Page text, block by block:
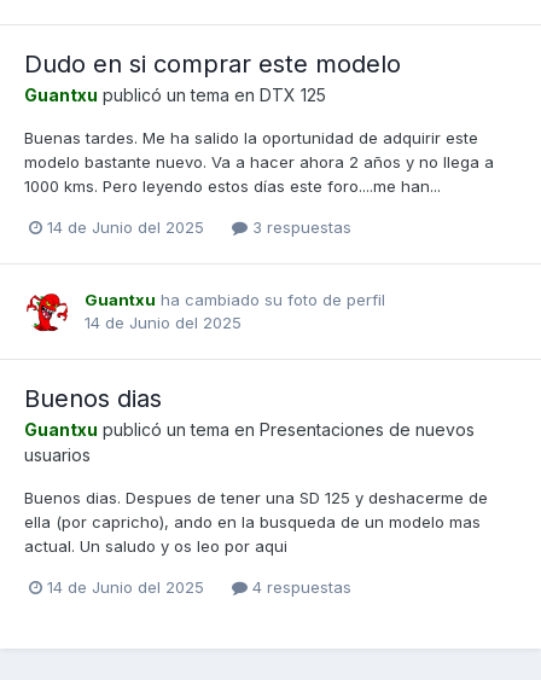
Dudo en si comprar este modelo
Guantxu publicó un tema en DTX 125
Buenas tardes. Me ha salido la oportunidad de adquirir este
modelo bastante nuevo. Va a hacer ahora 2 años y no llega a
1000 kms. Pero leyendo estos días este foro....me han...
14 de Junio del 2025 3 respuestas
Guantxu ha cambiado su foto de perfil
14 de Junio del 2025
Buenos dias
Guantxu publicó un tema en Presentaciones de nuevos
usuarios
Buenos dias. Despues de tener una SD 125 y deshacerme de
ella (por capricho), ando en la busqueda de un modelo mas
actual. Un saludo y os leo por aqui
14 de Junio del 2025 4 respuestas